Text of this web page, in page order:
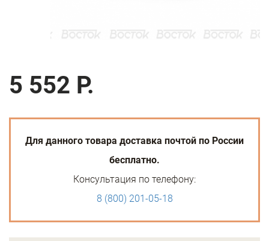
5 552 Р.
Для данного товара доставка почтой по России
бесплатно.
Консультация по телефону:
8 (800) 201-05-18